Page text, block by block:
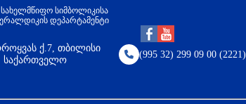
სახელმწიფო სიმბოლიკისა
დეპარტამენტი
ქ.7, თბილისი
საქართველო
(995 32) 299 09 00 (2221)